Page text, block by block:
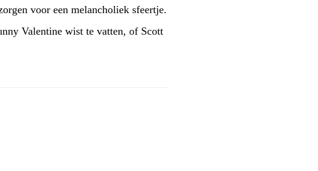
voor een melancholiek sfeertje.
Valentine wist te vatten, of Scott